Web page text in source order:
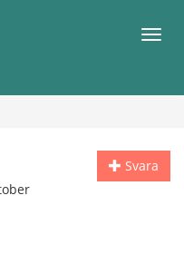
Meny
Svara